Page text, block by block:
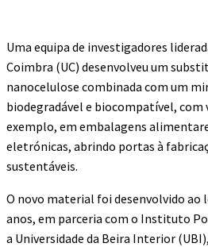
Uma equipa de investigadores
Coimbra (UC) desenvolveu um
nanocelulose combinada com um
biodegradável e biocompatível, com
exemplo, em embalagens
eletrónicas, abrindo portas à
sustentáveis.
O novo material foi desenvolvido
anos, em parceria com o Instituto
a Universidade da Beira Interior